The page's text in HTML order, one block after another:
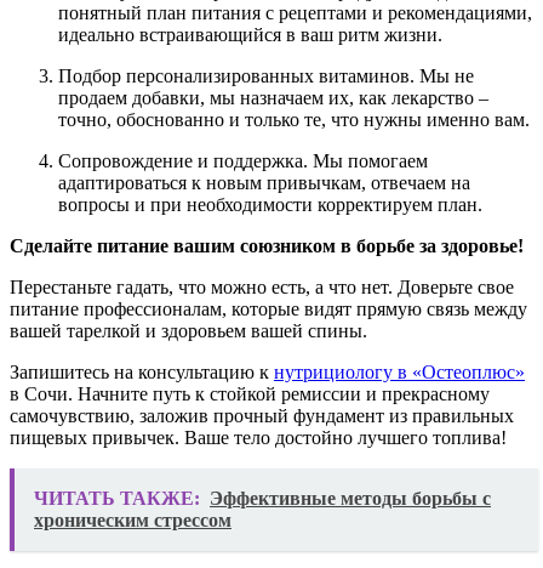
понятный план питания с рецептами и рекомендациями,
идеально встраивающийся в ваш ритм жизни.
Подбор персонализированных витаминов. Мы не
продаем добавки, мы назначаем их, как лекарство –
точно, обоснованно и только те, что нужны именно вам.
Сопровождение и поддержка. Мы помогаем
адаптироваться к новым привычкам, отвечаем на
вопросы и при необходимости корректируем план.
Сделайте питание вашим союзником в борьбе за здоровье!
Перестаньте гадать, что можно есть, а что нет. Доверьте свое
питание профессионалам, которые видят прямую связь между
вашей тарелкой и здоровьем вашей спины.
Запишитесь на консультацию к нутрициологу в «Остеоплюс»
в Сочи. Начните путь к стойкой ремиссии и прекрасному
самочувствию, заложив прочный фундамент из правильных
пищевых привычек. Ваше тело достойно лучшего топлива!
ЧИТАТЬ ТАКЖЕ: Эффективные методы борьбы с
хроническим стрессом